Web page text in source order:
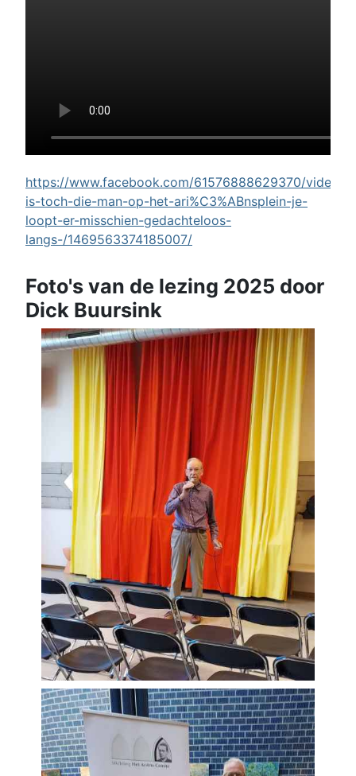
https://www.facebook.com/61576888629370/videos/
is-toch-die-man-op-het-ari%C3%ABnsplein-je-
loopt-er-misschien-gedachteloos-
langs-/1469563374185007/
Foto's van de lezing 2025 door
Dick Buursink